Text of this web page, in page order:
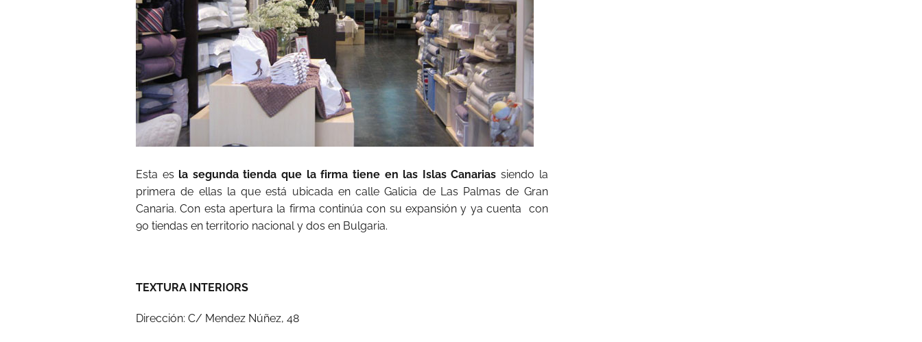
Esta es la segunda tienda que la firma tiene en las Islas Canarias siendo la
primera de ellas la que está ubicada en calle Galicia de Las Palmas de Gran
Canaria. Con esta apertura la firma continúa con su expansión y ya cuenta con
90 tiendas en territorio nacional y dos en Bulgaria.
TEXTURA INTERIORS
Dirección: C/ Mendez Núñez, 48